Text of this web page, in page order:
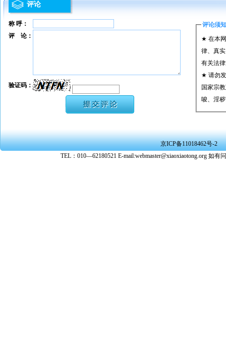
评论
称 呼： 评论须知
★ 在本
律、真
有关法
★ 请勿
国家宗
唆、淫
★ 承担
★ 在本
转载、
★ 参与
评 论：
验证码：
京ICP备11018462号-2
TEL：010—62180521 E-mail:webmaster@xiaoxiaotong.org 如